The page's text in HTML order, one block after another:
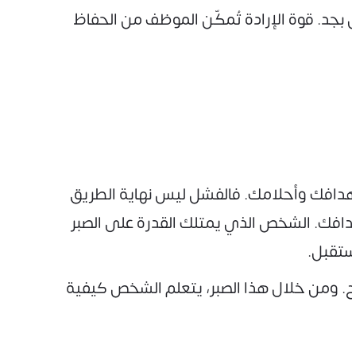
بجد. قوة الإرادة تُمكّن الموظف من الحفاظ
وأحلامك. فالفشل ليس نهاية الطريق
الشخص الذي يمتلك القدرة على الصبر
ومن خلال هذا الصبر، يتعلم الشخص كيفية